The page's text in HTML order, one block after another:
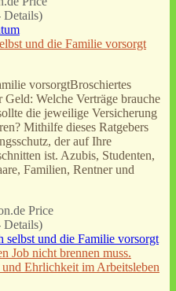
Details)
und die Familie vorsorgt
vorsorgtBroschiertes
Welche Verträge brauche
die jeweilige Versicherung
Mithilfe dieses Ratgebers
der auf Ihre
ist. Azubis, Studenten,
Familien, Rentner und
Price
Details)
Job nicht brennen muss.
Ehrlichkeit im Arbeitsleben